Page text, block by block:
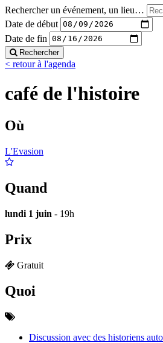
Rechercher un événement, un lieu…
Date de début
Date de fin
Rechercher
< retour à l'agenda
café de l'histoire
Où
L'Evasion
Quand
lundi 1 juin - 19h
Prix
Gratuit
Quoi
Discussion avec des historiens